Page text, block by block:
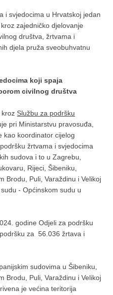
i svjedocima u Hrvatskoj jedan
zajedničko djelovanje
društva, žrtvama i
djela pruža sveobuhvatnu
koji spaja
civilnog društva
kroz Službu za podršku
pri Ministarstvu pravosuđa,
kao koordinator cijelog
žrtvama i svjedocima
sudova i to u Zagrebu,
Rijeci, Šibeniku,
Brodu, Puli, Varaždinu i Velikoj
- Općinskom sudu u
godine Odjeli za podršku
za 56.036 žrtava i
sudovima u Šibeniku,
Brodu, Puli, Varaždinu i Velikoj
je većina teritorija